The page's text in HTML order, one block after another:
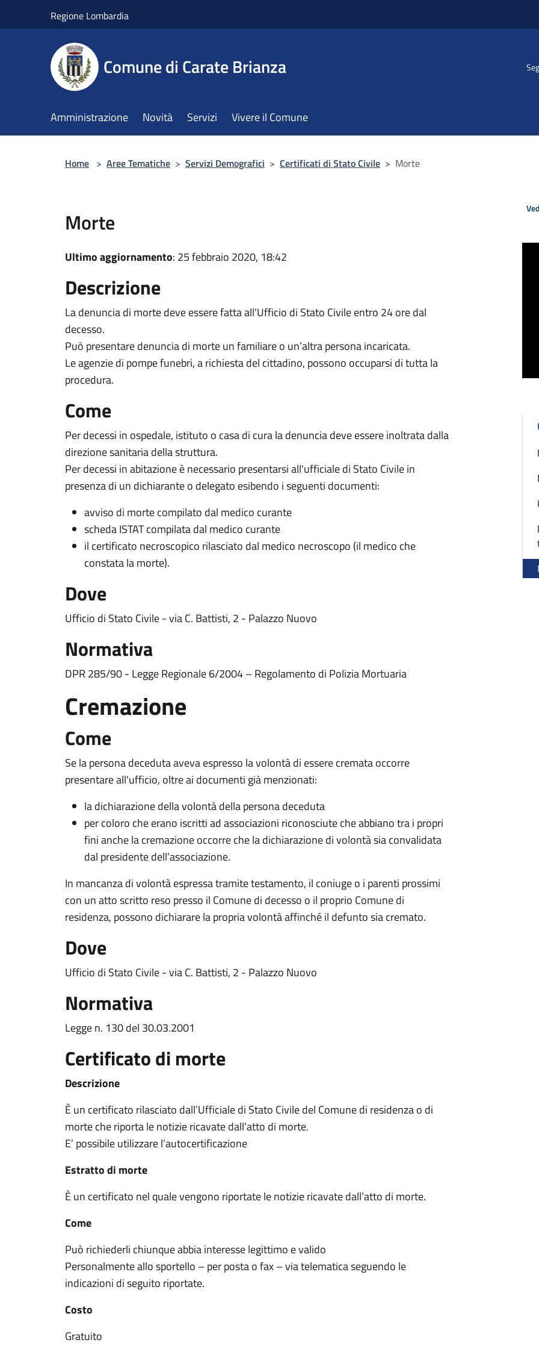
Regione Lombardia
Comune di Carate Brianza
Amministrazione Novità Servizi Vivere il Comune
Home > Aree Tematiche > Servizi Demografici > Certificati di Stato Civile > Morte
Morte
Ultimo aggiornamento: 25 febbraio 2020, 18:42
Descrizione
La denuncia di morte deve essere fatta all'Ufficio di Stato Civile entro 24 ore dal
decesso.
Può presentare denuncia di morte un familiare o un’altra persona incaricata.
Le agenzie di pompe funebri, a richiesta del cittadino, possono occuparsi di tutta la
procedura.
Come
Per decessi in ospedale, istituto o casa di cura la denuncia deve essere inoltrata dalla
direzione sanitaria della struttura.
Per decessi in abitazione è necessario presentarsi all'ufficiale di Stato Civile in
presenza di un dichiarante o delegato esibendo i seguenti documenti:
avviso di morte compilato dal medico curante
scheda ISTAT compilata dal medico curante
il certificato necroscopico rilasciato dal medico necroscopo (il medico che
constata la morte).
Dove
Ufficio di Stato Civile - via C. Battisti, 2 - Palazzo Nuovo
Normativa
DPR 285/90 - Legge Regionale 6/2004 – Regolamento di Polizia Mortuaria
Cremazione
Come
Se la persona deceduta aveva espresso la volontà di essere cremata occorre
presentare all'ufficio, oltre ai documenti già menzionati:
la dichiarazione della volontà della persona deceduta
per coloro che erano iscritti ad associazioni riconosciute che abbiano tra i propri
fini anche la cremazione occorre che la dichiarazione di volontà sia convalidata
dal presidente dell’associazione.
In mancanza di volontà espressa tramite testamento, il coniuge o i parenti prossimi
con un atto scritto reso presso il Comune di decesso o il proprio Comune di
residenza, possono dichiarare la propria volontà affinché il defunto sia cremato.
Dove
Ufficio di Stato Civile - via C. Battisti, 2 - Palazzo Nuovo
Normativa
Legge n. 130 del 30.03.2001
Certificato di morte
Descrizione
È un certificato rilasciato dall’Ufficiale di Stato Civile del Comune di residenza o di
morte che riporta le notizie ricavate dall’atto di morte.
E’ possibile utilizzare l’autocertificazione
Estratto di morte
È un certificato nel quale vengono riportate le notizie ricavate dall’atto di morte.
Come
Può richiederli chiunque abbia interesse legittimo e valido
Personalmente allo sportello – per posta o fax – via telematica seguendo le
indicazioni di seguito riportate.
Costo
Gratuito